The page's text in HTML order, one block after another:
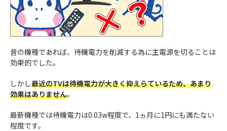
昔の機種であれば、待機電力を削減する為に主電源を切ることは
効果的でした。
しかし最近のTVは待機電力が大きく抑えらているため、あまり
効果はありません。
最新機種では待機電力は0.03w程度で、1ヵ月に1円にも満たない
程度です。